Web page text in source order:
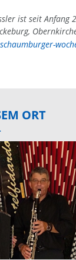
ist seit Anfang
ORT